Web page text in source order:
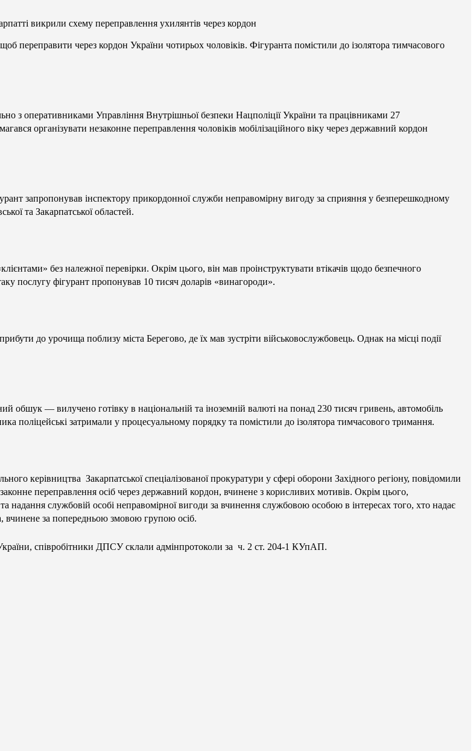
викрили схему переправлення ухилянтів через кордон
переправити через кордон України чотирьох чоловіків. Фігуранта помістили до ізолятора тимчасового
з оперативниками Управління Внутрішньої безпеки Нацполіції України та працівниками 27
організувати незаконне переправлення чоловіків мобілізаційного віку через державний кордон
запропонував інспектору прикордонної служби неправомірну вигоду за сприяння у безперешкодному
та Закарпатської областей.
без належної перевірки. Окрім цього, він мав проінструктувати втікачів щодо безпечного
послугу фігурант пропонував 10 тисяч доларів «винагороди».
до урочища поблизу міста Берегово, де їх мав зустріти військовослужбовець. Однак на місці події
обшук — вилучено готівку в національній та іноземній валюті на понад 230 тисяч гривень, автомобіль
поліцейські затримали у процесуальному порядку та помістили до ізолятора тимчасового тримання.
керівництва Закарпатської спеціалізованої прокуратури у сфері оборони Західного регіону, повідомили
переправлення осіб через державний кордон, вчинене з корисливих мотивів. Окрім цього,
службовій особі неправомірної вигоди за вчинення службовою особою в інтересах того, хто надає
вчинене за попередньою змовою групою осіб.
співробітники ДПСУ склали адмінпротоколи за ч. 2 ст. 204-1 КУпАП.